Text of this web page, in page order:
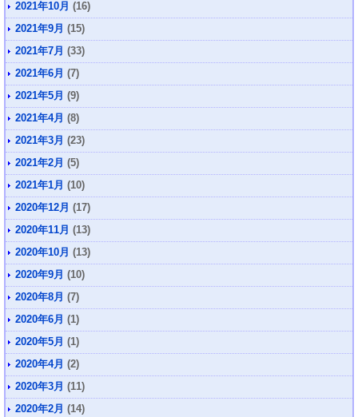
2021年10月 (16)
2021年9月 (15)
2021年7月 (33)
2021年6月 (7)
2021年5月 (9)
2021年4月 (8)
2021年3月 (23)
2021年2月 (5)
2021年1月 (10)
2020年12月 (17)
2020年11月 (13)
2020年10月 (13)
2020年9月 (10)
2020年8月 (7)
2020年6月 (1)
2020年5月 (1)
2020年4月 (2)
2020年3月 (11)
2020年2月 (14)